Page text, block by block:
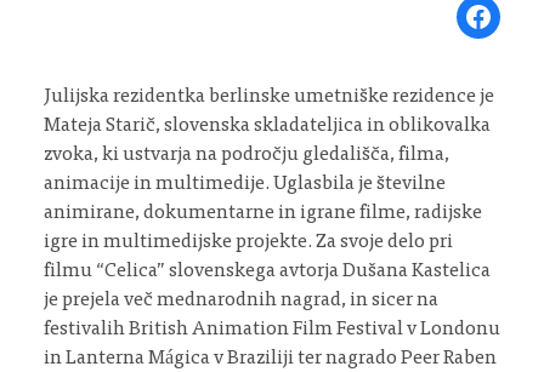
Share on
Julijska rezidentka berlinske umetniške rezidence je
Mateja Starič, slovenska skladateljica in oblikovalka
zvoka, ki ustvarja na področju gledališča, filma,
animacije in multimedije. Uglasbila je številne
animirane, dokumentarne in igrane filme, radijske
igre in multimedijske projekte. Za svoje delo pri
filmu “Celica” slovenskega avtorja Dušana Kastelica
je prejela več mednarodnih nagrad, in sicer na
festivalih British Animation Film Festival v Londonu
in Lanterna Mágica v Braziliji ter nagrado Peer Raben